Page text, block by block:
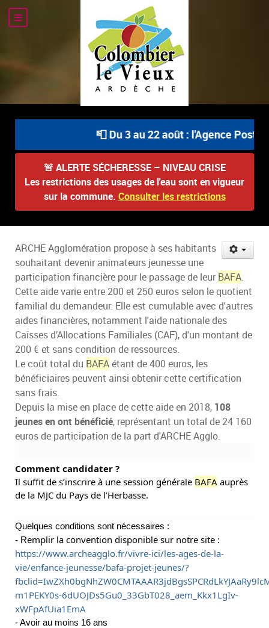
📮 Du 3 au 22 août : l'Agence
🚨 ALERTE SÉCHERESSE – NIVEAU CRISE
Les restrictions des usages de l'eau sont en vigueur
sur la commune. Consulter les restrictions
ARCHE Agglomération propose à ses habitants
souhaitant devenir animateurs jeunesse une
participation financière pour le passage de leurBAFA.
Cette aide varie entre 200 et 250 euros selon le quotient
familial du demandeur. Elle est cumulable avec d'autres
aides financières, notamment l'aide nationale des
Caisses d’Allocations Familiales (CAF), d'un montant de
200 € et sans condition de ressources.
Le coût total du BAFAétant de 400 euros, les
bénéficiaires peuvent ainsi obtenir cette certification
sans frais.
Depuis la mise en place de cette aide en 2018, 108
jeunes en ont bénéficié, représentant un total de 24 160
euros de participation de la part d'ARCHE Agglo.
Comment candidater ?
Il suffit de s’inscrire à une session générale BAFA auprès
de la MJC du Pays de l’Herbasse.
Quelques conditions sont nécessaires :
- Remplir la convention disponible sur notre site :
https://www.archeagglo.fr/vivre-ici/les-ages-de-la-
vie/enfance-jeunesse/bafa-projet-jeunes/?
m1PEKY0s-6dUOJDs5Gu0_33GbT028_aem_Kkx1LgIv-
xWFpAfUia1EmA
- Avoir au moins 16 ans